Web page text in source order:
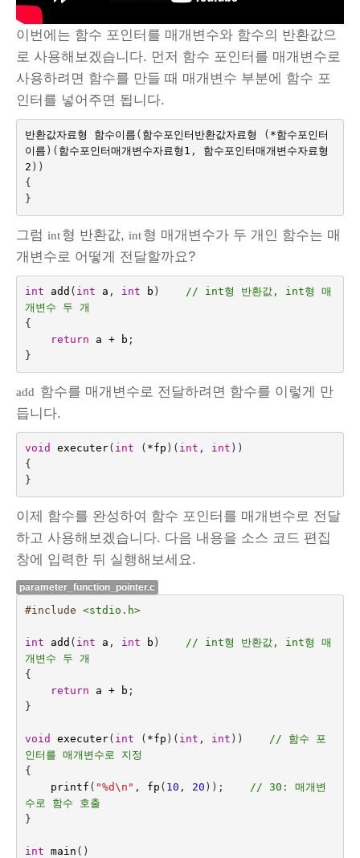
이번에는 함수 포인터를 매개변수와 함수의 반환값으
로 사용해보겠습니다. 먼저 함수 포인터를 매개변수로
사용하려면 함수를 만들 때 매개변수 부분에 함수 포
인터를 넣어주면 됩니다.
반환값자료형 함수이름 ( 함수포인터반환값자료형 ( *함수포인터
이름 )( 함수포인터매개변수자료형 1 ,
함수포인터매개변수자료형
2 ))
{
}
그럼 int형 반환값, int형 매개변수가 두 개인 함수는 매
개변수로 어떻게 전달할까요?
int add ( int a , int b )
// int형 반환값, int형 매
개변수 두 개
{
return
a + b ;
}
add 함수를 매개변수로 전달하려면 함수를 이렇게 만
듭니다.
void executer( int ( *fp )( int , int ))
{
}
이제 함수를 완성하여 함수 포인터를 매개변수로 전달
하고 사용해보겠습니다. 다음 내용을 소스 코드 편집
창에 입력한 뒤 실행해보세요.
parameter_function_pointer.c
#include <stdio.h>
int add ( int a , int b ) // int형 반환값, int형 매
개변수 두 개
{
return
a + b ;
}
void executer( int ( *fp )( int , int ))
// 함수 포
인터를 매개변수로 지정
{
printf ( "%d\n " , fp ( 10 , 20 )); // 30: 매개변
수로 함수 호출
}
int main ()